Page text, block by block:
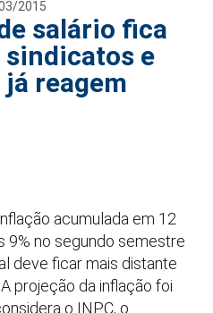
2015
salário fica
e
reagem
acumulada em 12
9% no segundo semestre
deve ficar mais distante
projeção da inflação foi
o INPC, o